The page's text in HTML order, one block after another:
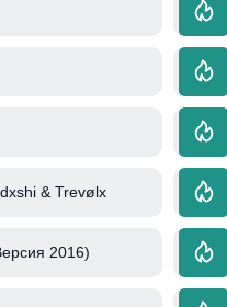
& Trevølx
2016)